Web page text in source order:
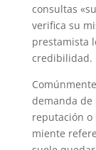
consultas
verifica su
prestamista
credibilidad.
demanda de
reputación o
miente